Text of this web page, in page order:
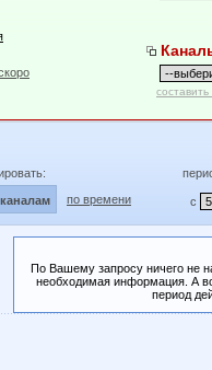
по времени с
По Вашему запросу ничего не
необходимая информация. А
период